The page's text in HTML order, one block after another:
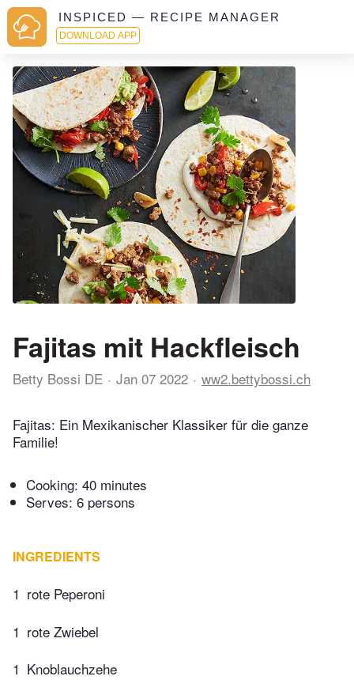
INSPICED — RECIPE MANAGER
DOWNLOAD APP
Fajitas mit Hackfleisch
Betty Bossi DE Jan 07 2022 ww2.bettybossi.ch
Fajitas: Ein Mexikanischer Klassiker für die ganze
Familie!
Cooking: 40 minutes
Serves: 6 persons
INGREDIENTS
1 rote Peperoni
1 rote Zwiebel
1 Knoblauchzehe